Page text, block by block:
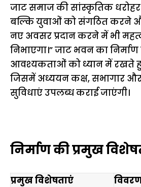
जाट समाज की सांस्कृतिक
बल्कि युवाओं को संगठित करने
नए अवसर प्रदान करने में भी
निभाएगा।” जाट भवन का
आवश्यकताओं को ध्यान में रखते
जिसमें अध्ययन कक्ष, सभागार और
सुविधाएं उपलब्ध कराई जाएंगी।
निर्माण की प्रमुख
प्रमुख विशेषताएं